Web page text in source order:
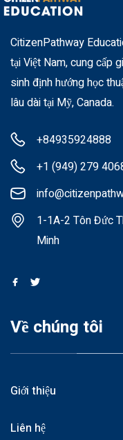
CitizenPathway
tại Việt Nam, cung cấp
sinh định hướng học
lâu dài tại Mỹ, Canada.
+84935924888
+1 (949) 279
1-1A-2 Tôn Đức
Minh
Về chúng tôi
Giới thiệu
Liên hệ